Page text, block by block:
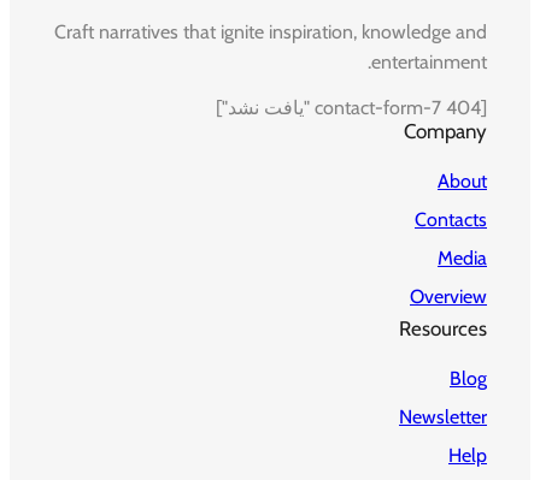
Craft narratives that ignite inspiration, knowledge and
entertainment.
[contact-form-7 404 "یافت نشد"]
Company
About
Contacts
Media
Overview
Resources
Blog
Newsletter
Help